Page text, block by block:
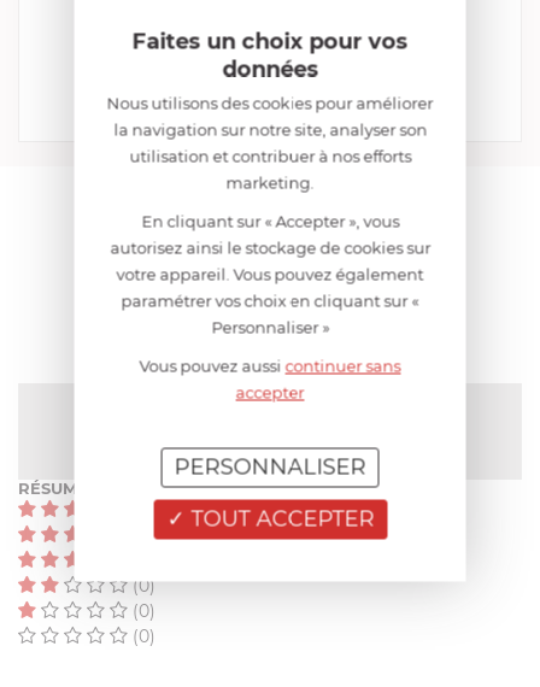
EN STOCK - ENVOI SOUS 24/48H
99,00 €
Comparer
Acheter
AIDE AU CHOIX
AVIS CLIENT
RÉSUMÉ
(0)
(0)
(0)
(0)
(0)
Faites un choix pour vos
données
Nous utilisons des cookies pour améliorer
la navigation sur notre site, analyser son
utilisation et contribuer à nos efforts
marketing.
En cliquant sur « Accepter », vous
autorisez ainsi le stockage de cookies sur
votre appareil. Vous pouvez également
paramétrer vos choix en cliquant sur «
Personnaliser »
Vous pouvez aussicontinuer sans
accepter
TOUT ACCEPTER
PERSONNALISER